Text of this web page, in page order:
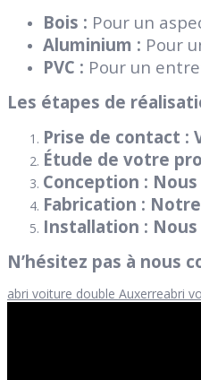
Bois : Pour un
Aluminium : Pour
PVC : Pour un
Les étapes de
Prise de contact :
Étude de votre
Conception : Nous
Fabrication : Notre
Installation : Nous
N’hésitez pas à nous
abri voiture double Auxerreabri